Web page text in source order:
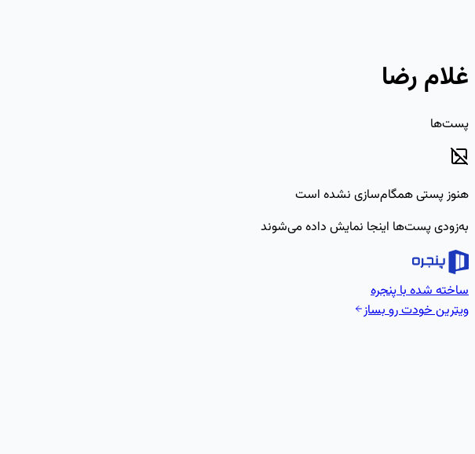
غلام رضا
پست‌ها
هنوز پستی همگام‌سازی نشده است
به‌زودی پست‌ها اینجا نمایش داده می‌شوند
ساخته شده با پنجره
ویترین خودت رو بساز